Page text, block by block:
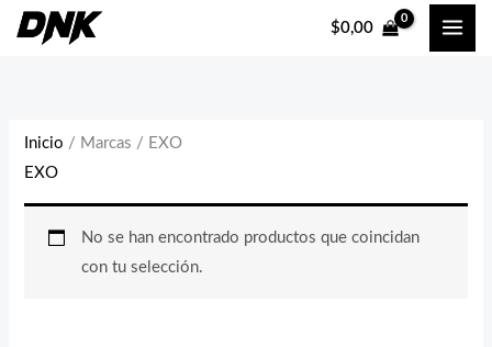
$0,00
Inicio / Marcas / EXO
EXO
No se han encontrado productos que coincidan
con tu selección.